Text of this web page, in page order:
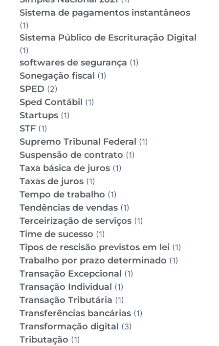
Sistema de pagamentos instantâneos
(1)
Sistema Público de Escrituração Digital
(1)
softwares de segurança (1)
Sonegação fiscal (1)
SPED (2)
Sped Contábil (1)
Startups (1)
STF (1)
Supremo Tribunal Federal (1)
Suspensão de contrato (1)
Taxa básica de juros (1)
Taxas de juros (1)
Tempo de trabalho (1)
Tendências de vendas (1)
Terceirização de serviços (1)
Time de sucesso (1)
Tipos de rescisão previstos em lei (1)
Trabalho por prazo determinado (1)
Transação Excepcional (1)
Transação Individual (1)
Transação Tributária (1)
Transferências bancárias (1)
Transformação digital (3)
Tributação (1)